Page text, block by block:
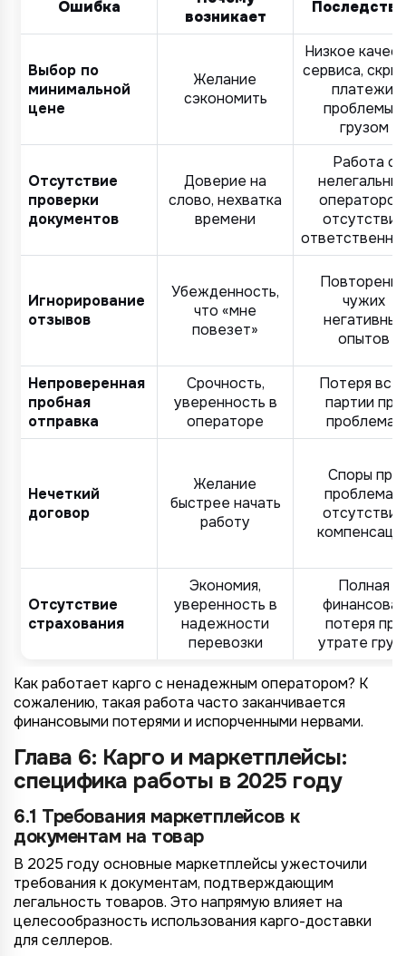
Ошибка
возникает
Выбор по
минимальной
цене
Желание
сэкономить
Низкое
сервиса,
платежи,
проблемы с
грузом
Отсутствие
проверки
документов
Доверие на
слово, нехватка
времени
Работа с
отсутствие
Игнорирование
отзывов
Убежденность,
что «мне
повезет»
чужих
негативных
опытов
Непроверенная
пробная
отправка
Срочность,
уверенность в
операторе
Потеря
партии при
проблемах
Нечеткий
договор
Желание
быстрее начать
работу
Споры при
проблемах,
отсутствие
Отсутствие
страхования
Экономия,
уверенность в
надежности
перевозки
Полная
финансовая
потеря при
утрате
Как работает карго с ненадежным оператором? К
сожалению, такая работа часто заканчивается
финансовыми потерями и испорченными нервами.
Глава 6: Карго и маркетплейсы:
специфика работы в 2025 году
6.1 Требования маркетплейсов к
документам на товар
В 2025 году основные маркетплейсы ужесточили
требования к документам, подтверждающим
легальность товаров. Это напрямую влияет на
целесообразность использования карго-доставки
для селлеров.